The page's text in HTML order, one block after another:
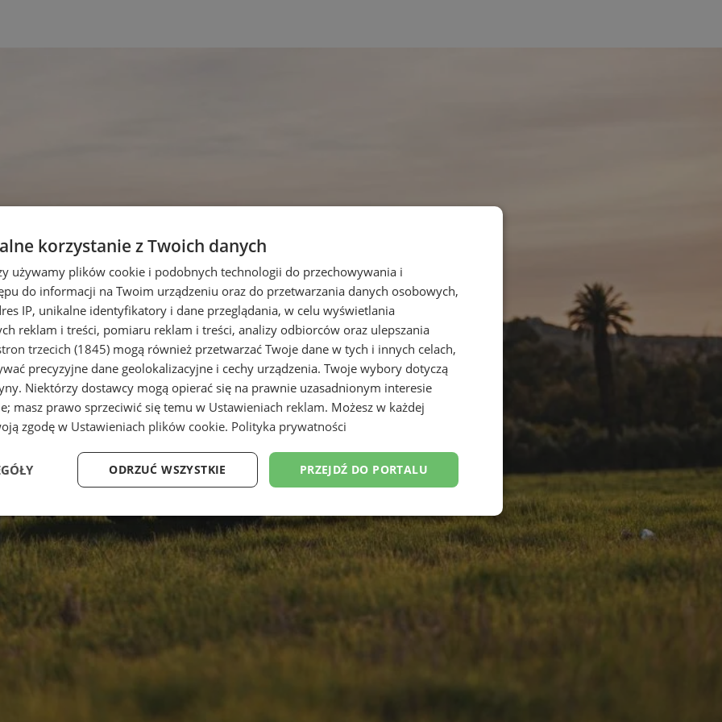
korzystanie z Twoich danych
używamy plików cookie i podobnych technologii do przechowywania i
do informacji na Twoim urządzeniu oraz do przetwarzania danych osobowych,
IP, unikalne identyfikatory i dane przeglądania, w celu wyświetlania
reklam i treści, pomiaru reklam i treści, analizy odbiorców oraz ulepszania
trzecich (1845) mogą również przetwarzać Twoje dane w tych i innych celach,
precyzyjne dane geolokalizacyjne i cechy urządzenia. Twoje wybory dotyczą
Niektórzy dostawcy mogą opierać się na prawnie uzasadnionym interesie
masz prawo sprzeciwić się temu w Ustawieniach reklam. Możesz w każdej
zgodę w Ustawieniach plików cookie. Polityka prywatności
PRZEJDŹ DO PORTALU
ODRZUĆ WSZYSTKIE
Wydajność Targetowanie Funkcjonalność Niesklasyfikowane
umożliwiają korzystanie z podstawowych funkcji strony internetowej, takich jak logowanie użytkownika i